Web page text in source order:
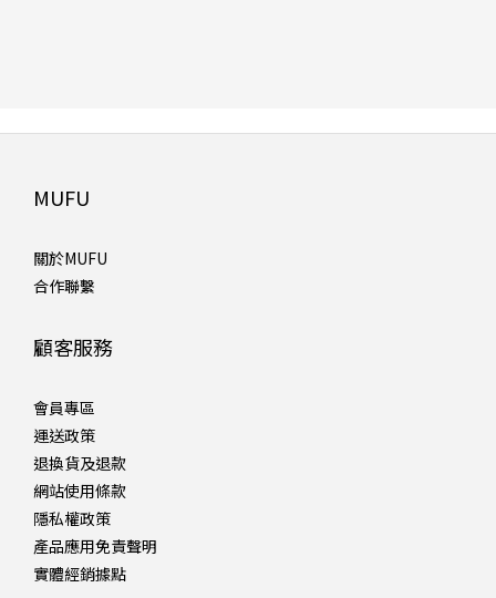
MUFU
關於MUFU
合作聯繫
顧客服務
會員專區
運送政策
退換貨及退款
網站使用條款
隱私權政策
產品應用免責聲明
實體經銷據點